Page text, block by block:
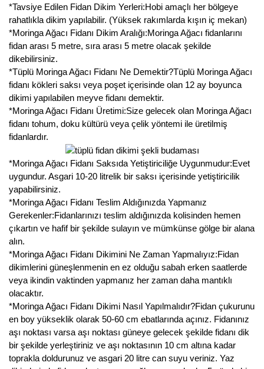
*Tavsiye Edilen Fidan Dikim Yerleri:Hobi amaçlı her bölgeye
rahatlıkla dikim yapılabilir. (Yüksek rakımlarda kışın iç mekan)
*Moringa Ağacı Fidanı Dikim Aralığı:Moringa Ağacı fidanlarını
fidan arası 5 metre, sıra arası 5 metre olacak şekilde
dikebilirsiniz.
*Tüplü Moringa Ağacı Fidanı Ne Demektir?Tüplü Moringa Ağacı
fidanı kökleri saksı veya poşet içerisinde olan 12 ay boyunca
dikimi yapılabilen meyve fidanı demektir.
*Moringa Ağacı Fidanı Üretimi:Size gelecek olan Moringa Ağacı
fidanı tohum, doku kültürü veya çelik yöntemi ile üretilmiş
fidanlardır.
*Moringa Ağacı Fidanı Saksıda Yetiştiriciliğe Uygunmudur:Evet
uygundur. Asgari 10-20 litrelik bir saksı içerisinde yetiştiricilik
yapabilirsiniz.
*Moringa Ağacı Fidanı Teslim Aldığınızda Yapmanız
Gerekenler:Fidanlarınızı teslim aldığınızda kolisinden hemen
çıkartın ve hafif bir şekilde sulayın ve mümkünse gölge bir alana
alın.
*Moringa Ağacı Fidanı Dikimini Ne Zaman Yapmalıyız:Fidan
dikimlerini güneşlenmenin en ez olduğu sabah erken saatlerde
veya ikindin vaktinden yapmanız her zaman daha mantıklı
olacaktır.
*Moringa Ağacı Fidanı Dikimi Nasıl Yapılmalıdır?Fidan çukurunu
en boy yükseklik olarak 50-60 cm ebatlarında açınız. Fidanınız
aşı noktası varsa aşı noktası güneye gelecek şekilde fidanı dik
bir şekilde yerleştiriniz ve aşı noktasının 10 cm altına kadar
toprakla doldurunuz ve asgari 20 litre can suyu veriniz. Yaz
Melez Meyveler
Murt Fidanı
Muşmula Fidanı
Muz Fidanı
Nadir Çeşit Meyveler
Nar Fidanı
Narenciye Fidanları
Nektarin Fidanı
Papaya Fidanı
Pepino Fidanı
Pitaya Fidanı
Şeftali Fidanı
Trabzon Hurması Fidanı
Üzüm Fidanı
Vişne Fidanı